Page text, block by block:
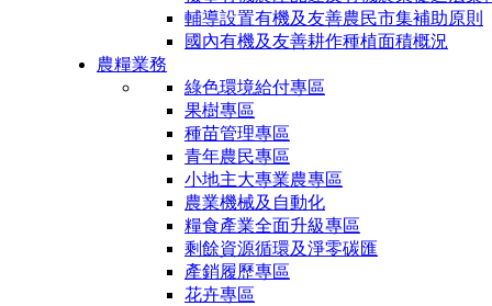
輔導設置有機及友善農民市集補助原則
國內有機及友善耕作種植面積概況
農糧業務
綠色環境給付專區
果樹專區
種苗管理專區
青年農民專區
小地主大專業農專區
農業機械及自動化
糧食產業全面升級專區
剩餘資源循環及淨零碳匯
產銷履歷專區
花卉專區